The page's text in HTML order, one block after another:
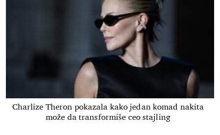
Charlize Theron pokazala kako jedan komad nakita
može da transformiše ceo stajling